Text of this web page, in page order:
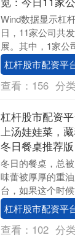
Wind数据显示杠
日，11家公司共
展。其中，1家公
案，3家公司回购
家公....
杠杆股市配资平
查看： 156 分
杠杆股市配资
上汤娃娃菜，
冬日餐桌推荐版
冬日的餐桌，总
味蕾被厚厚的重
台，如果这个时
菜会是怎样的味
荐一道经典的粤菜
杠杆股市配资平
查看： 102 分